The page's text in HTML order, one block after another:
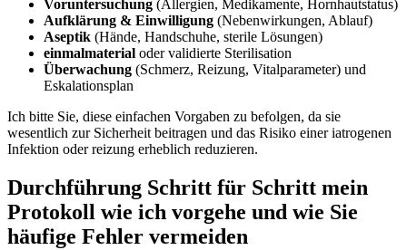
Voruntersuchung (Allergien, Medikamente, Hornhautstatus)
Aufklärung‍ & Einwilligung ⁣(Nebenwirkungen, ⁣Ablauf)
Aseptik (Hände, Handschuhe, sterile Lösungen)
einmalmaterial oder validierte Sterilisation
Überwachung (Schmerz, Reizung, Vitalparameter) und⁢
Eskalationsplan
Ich ⁣bitte‌ Sie, ⁣diese einfachen Vorgaben zu befolgen, da sie
‌wesentlich ‍zur Sicherheit beitragen und das ‍Risiko einer iatrogenen
Infektion oder⁢ reizung erheblich reduzieren.
Durchführung Schritt für Schritt‌ mein
⁢Protokoll‌ wie ich vorgehe ⁣und wie Sie
häufige Fehler vermeiden